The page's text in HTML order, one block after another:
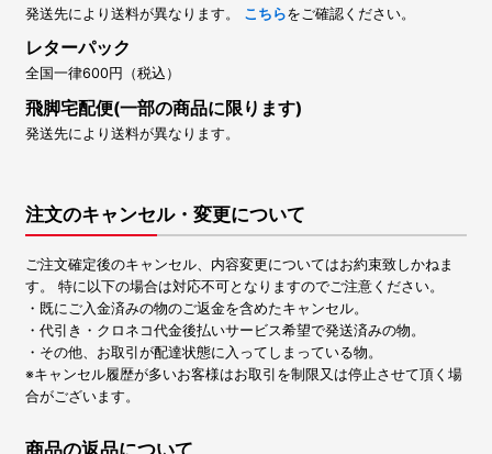
発送先により送料が異なります。 こちらをご確認ください。
レターパック
全国一律600円（税込）
飛脚宅配便(一部の商品に限ります)
発送先により送料が異なります。
注文のキャンセル・変更について
ご注文確定後のキャンセル、内容変更についてはお約束致しかねま
す。 特に以下の場合は対応不可となりますのでご注意ください。
・既にご入金済みの物のご返金を含めたキャンセル。
・代引き・クロネコ代金後払いサービス希望で発送済みの物。
・その他、お取引が配達状態に入ってしまっている物。
※キャンセル履歴が多いお客様はお取引を制限又は停止させて頂く場
合がございます。